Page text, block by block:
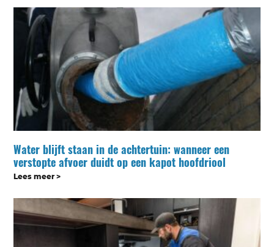
Water blijft staan in de achtertuin: wanneer een
verstopte afvoer duidt op een kapot hoofdriool
Lees meer >